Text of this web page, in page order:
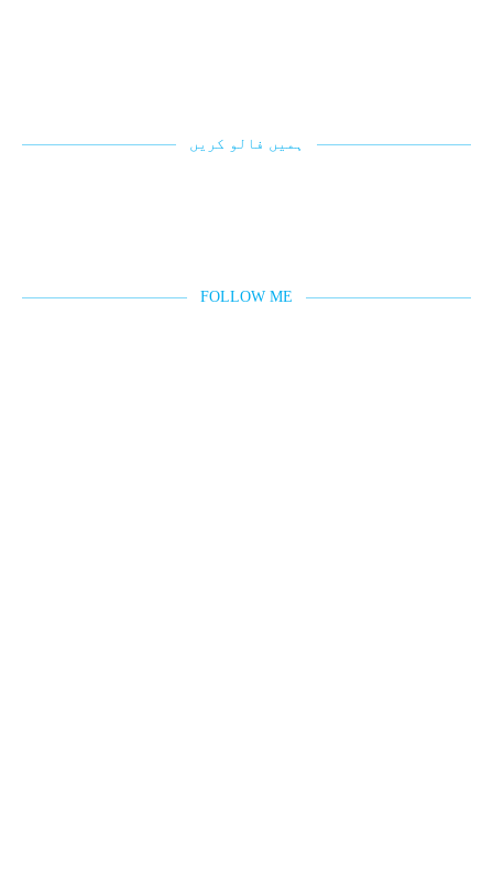
ہمیں فالو کریں
FOLLOW ME